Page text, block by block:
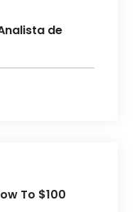
de
To $100